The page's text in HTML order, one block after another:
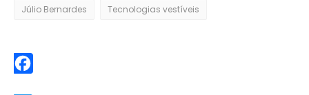
Júlio Bernardes Tecnologias vestíveis